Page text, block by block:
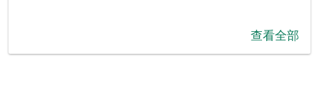
查看全部